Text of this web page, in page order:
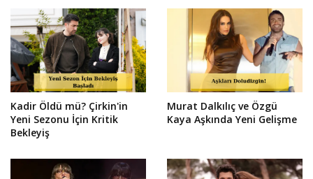
Kadir Öldü mü? Çirkin'in
Yeni Sezonu İçin Kritik
Bekleyiş
Murat Dalkılıç ve Özgü
Kaya Aşkında Yeni Gelişme